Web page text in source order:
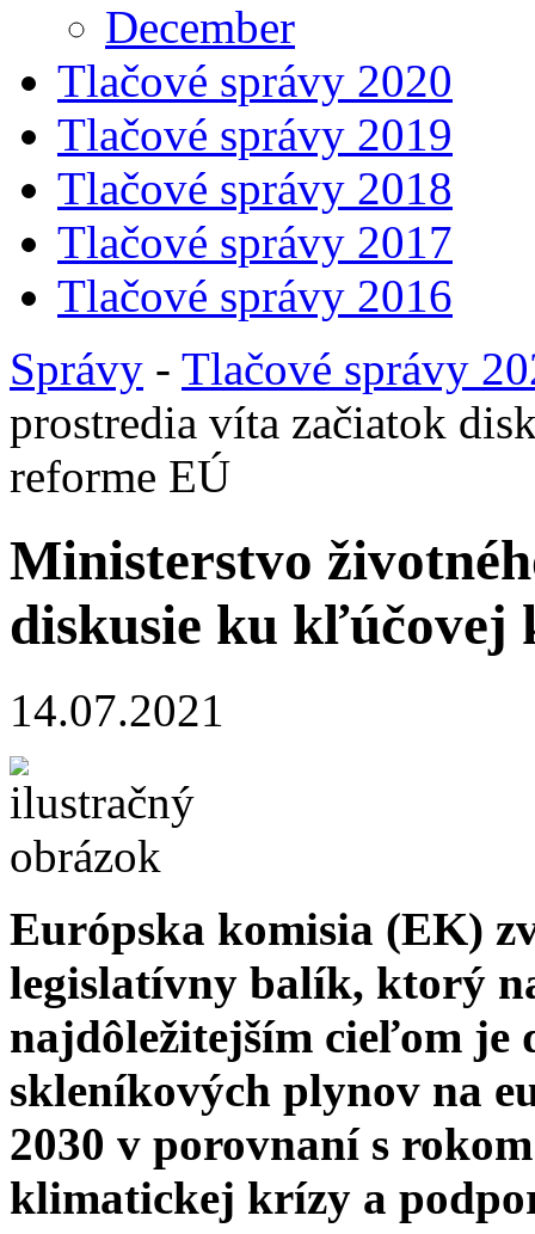
December
Tlačové správy 2020
Tlačové správy 2019
Tlačové správy 2018
Tlačové správy 2017
Tlačové správy 2016
Správy - Tlačové správy
prostredia víta začiatok
reforme EÚ
Ministerstvo
diskusie ku
14.07.2021
Európska komisia (EK)
legislatívny balík, ktorý
najdôležitejším cieľom je
skleníkových plynov na
2030 v porovnaní s
klimatickej krízy a